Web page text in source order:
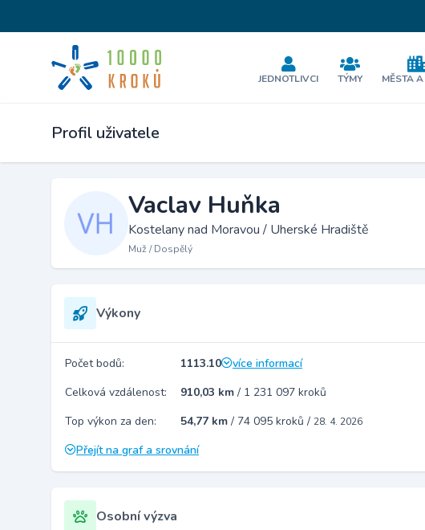
JEDNOTLIVCI TÝMY MĚSTA
Profil uživatele
Vaclav Huňka
Kostelany nad Moravou / Uherské Hradiště
Muž / Dospělý
Výkony
Počet bodů: 1113.10
více informací
Celková vzdálenost:
910,03 km / 1 231 097 kroků
Top výkon za den:
54,77 km / 74 095 kroků / 28. 4. 2026
Přejít na graf a srovnání
Osobní výzva